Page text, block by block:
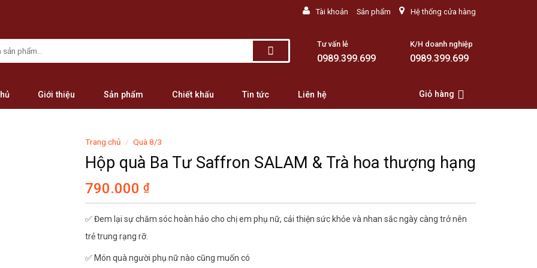
Tài khoản Sản phẩm Hệ thống cửa hàng
Tư vấn lẻ
0989.399.699
K/H doanh nghiệp
0989.399.699
Giới thiệu Sản phẩm Chiết khấu Tin tức Liên hệ Giỏ hàng
Trang chủ / Quà 8/3
Hộp quà Ba Tư Saffron SALAM & Trà hoa thượng hạng
790.000 ₫
✅ Đem lại sự chăm sóc hoàn hảo cho chị em phụ nữ, cải thiện sức khỏe và nhan sắc ngày càng trở nên
trẻ trung rạng rỡ.
✅ Món quà người phụ nữ nào cũng muốn có